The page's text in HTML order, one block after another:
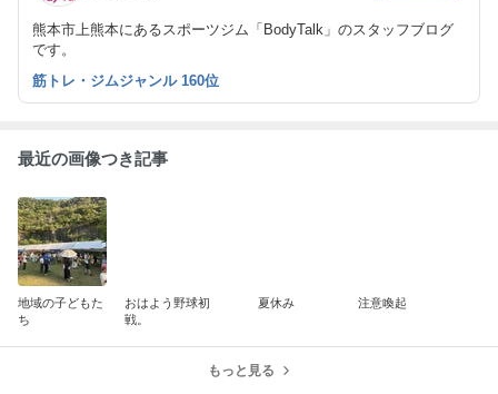
熊本市上熊本にあるスポーツジム「BodyTalk」のスタッフブログ
です。
筋トレ・ジムジャンル 160位
最近の画像つき記事
地域の子どもた
ち
おはよう野球初
戦。
夏休み 注意喚起
もっと見る